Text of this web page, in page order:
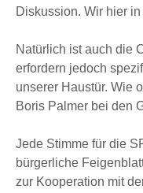
Diskussion. Wir hier
Natürlich ist auch die
erfordern jedoch
unserer Haustür. Wie
Boris Palmer bei den
Jede Stimme für die
bürgerliche
zur Kooperation mit